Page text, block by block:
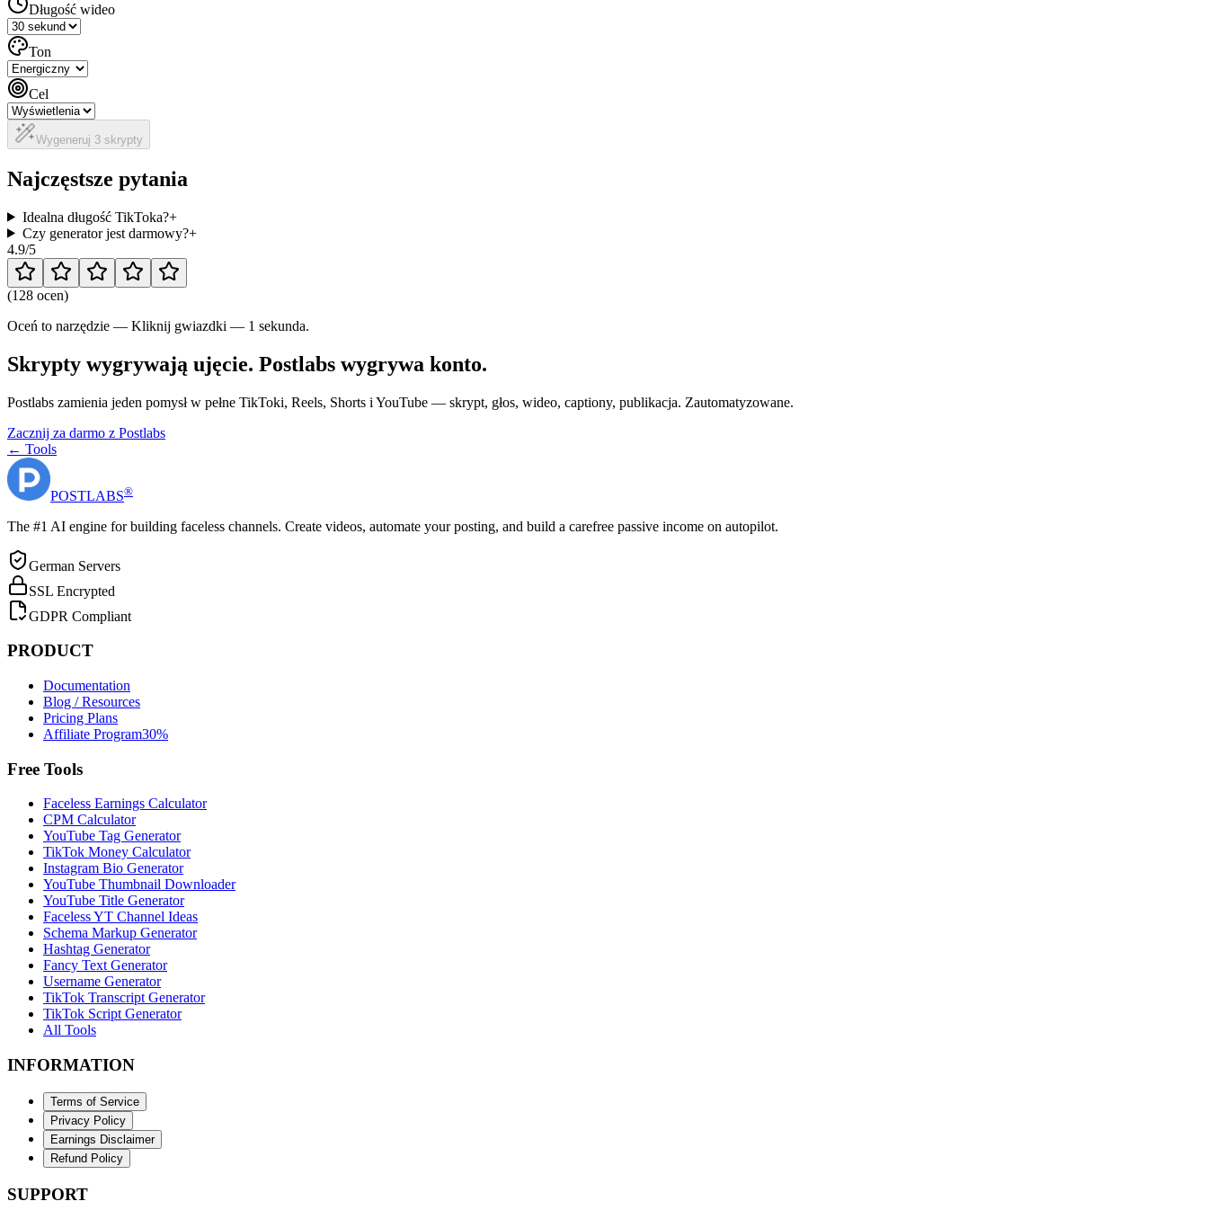
Długość wideo
Ton
Cel
Wygeneruj 3 skrypty
Najczęstsze pytania
Idealna długość TikToka?+
Czy generator jest darmowy?+
4.9/5
(128 ocen)
Oceń to narzędzie — Kliknij gwiazdki — 1 sekunda.
Skrypty wygrywają ujęcie. Postlabs wygrywa konto.
Postlabs zamienia jeden pomysł w pełne TikToki, Reels, Shorts i YouTube — skrypt, głos, wideo, captiony, publikacja. Zautomatyzowane.
Zacznij za darmo z Postlabs
← Tools
POSTLABS®
The #1 AI engine for building faceless channels. Create videos, automate your posting, and build a carefree passive income on autopilot.
German Servers
SSL Encrypted
GDPR Compliant
PRODUCT
Documentation
Blog / Resources
Pricing Plans
Affiliate Program30%
Free Tools
Faceless Earnings Calculator
CPM Calculator
YouTube Tag Generator
TikTok Money Calculator
Instagram Bio Generator
YouTube Thumbnail Downloader
YouTube Title Generator
Faceless YT Channel Ideas
Schema Markup Generator
Hashtag Generator
Fancy Text Generator
Username Generator
TikTok Transcript Generator
TikTok Script Generator
All Tools
INFORMATION
Terms of Service
Privacy Policy
Earnings Disclaimer
Refund Policy
SUPPORT